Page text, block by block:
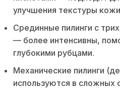
улучшения текстуры
Срединные пилинги с
— более интенсивны,
глубокими рубцами.
Механические пилинги
используются в сложных